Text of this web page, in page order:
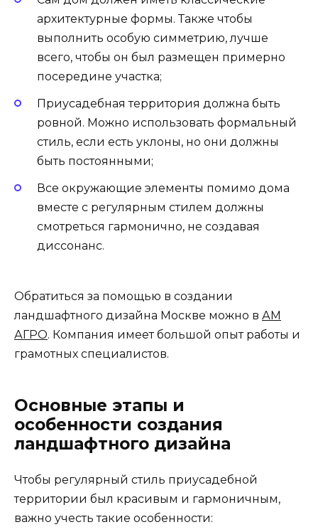
архитектурные формы. Также чтобы
выполнить особую симметрию, лучше
всего, чтобы он был размещен примерно
посередине участка;
Приусадебная территория должна быть
ровной. Можно использовать формальный
стиль, если есть уклоны, но они должны
быть постоянными;
Все окружающие элементы помимо дома
вместе с регулярным стилем должны
смотреться гармонично, не создавая
диссонанс.
Обратиться за помощью в создании
ландшафтного дизайна Москве можно в АМ
АГРО. Компания имеет большой опыт работы и
грамотных специалистов.
Основные этапы и
особенности создания
ландшафтного дизайна
Чтобы регулярный стиль приусадебной
территории был красивым и гармоничным,
важно учесть такие особенности: